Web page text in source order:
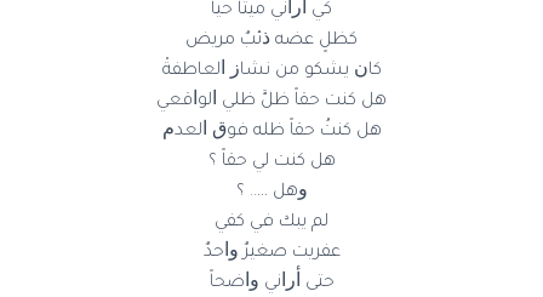
ﻛﻲ ﺃﺭﺍﻧﻲ ﻣﻴﺘﺎً ﺣﻴﺎً
ﻛﻈﻞٍ ﻋﻀﻪ ﺫﺋﺐٌ ﻣﺮﻳﺾ
ﻛﺎﻥ ﻳﺸﻜﻮ ﻣﻦ ﻧﺸﺎﺯ ﺍﻟﻌﺎﻃﻔﺔْ
ﻫﻞ ﻛﻨﺖ ﺣﻘﺎً ﻇﻞَّ ﻇﻠﻲ ﺍﻟﻮﺍﻗﻌﻲ
ﻫﻞ ﻛﻨﺖُ ﺣﻘﺎً ﻇﻠﻪ ﻓﻮﻕ ﺍﻟﻌﺪﻡ
ﻫﻞ ﻛﻨﺖ ﻟﻲ ﺣﻘﺎً ؟
ﻭﻫﻞ ….. ؟
ﻟﻢ ﻳﺒﻚ ﻓﻲ ﻛﻔﻲ
ﻋﻔﺮﻳﺖ ﺻﻐﻴﺮٌ ﻭﺍﺣﺪٌ
ﺣﺘﻰ ﺃﺭﺍﻧﻲ ﻭﺍﺿﺤﺎً